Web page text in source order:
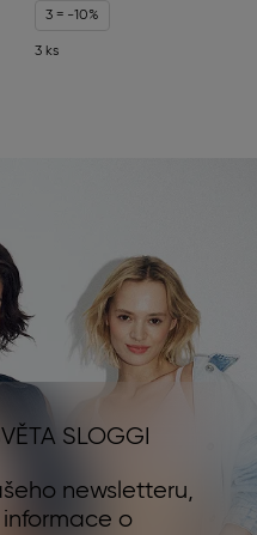
3 = -10%
3 ks
SLOGGI
newsletteru,
o